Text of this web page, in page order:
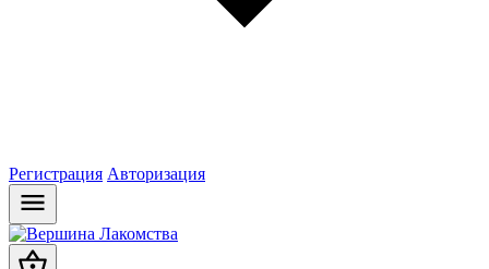
Регистрация Авторизация